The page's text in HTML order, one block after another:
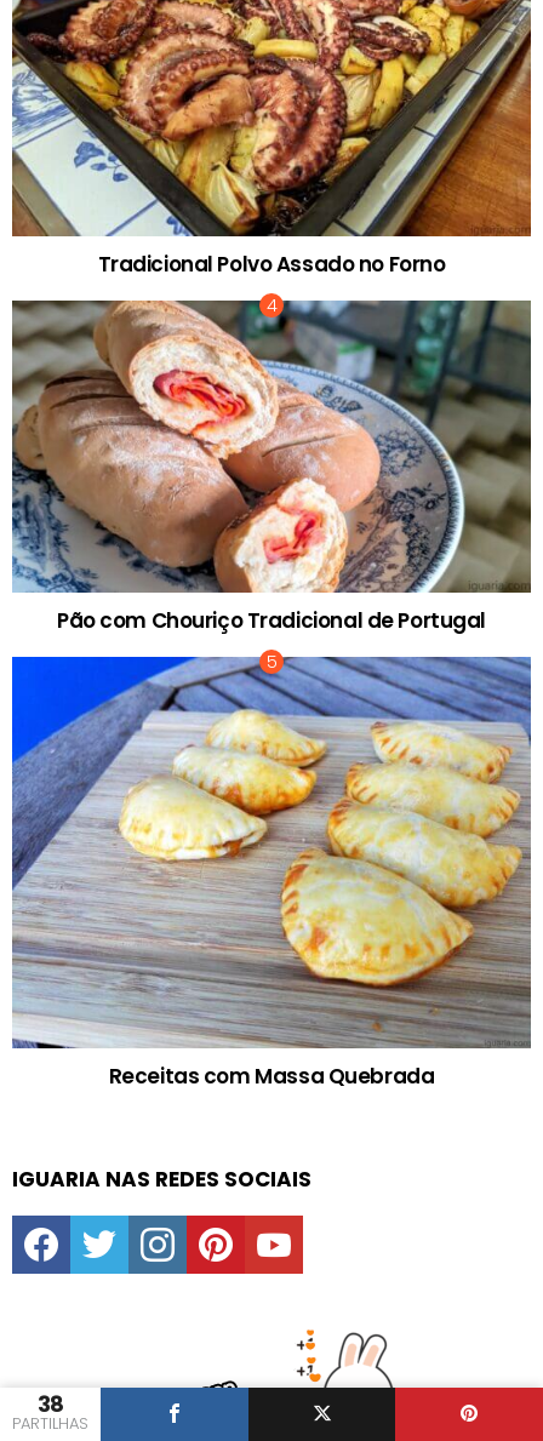
38
PARTILHAS
Tradicional Polvo Assado no Forno
Pão com Chouriço Tradicional de Portugal
Receitas com Massa Quebrada
IGUARIA NAS REDES SOCIAIS
facebooktwitter instagrampinterestyoutube